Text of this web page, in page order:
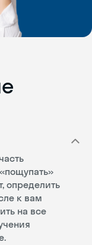
определить
к вам
на все